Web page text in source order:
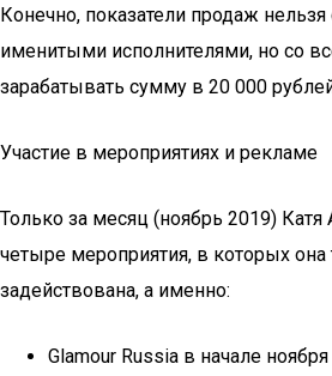
Конечно, показатели продаж нельзя
именитыми исполнителями, но со
зарабатывать сумму в 20 000
Участие в мероприятиях и рекламе
Только за месяц (ноябрь 2019)
четыре мероприятия, в которых она
задействована, а именно:
Glamour Russia в начале